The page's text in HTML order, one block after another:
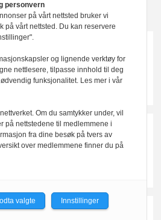
personvern
på vårt nettsted bruker vi
på vårt nettsted. Du kan reservere
og lignende verktøy for
nettlesere, tilpasse innhold til deg
funksjonalitet. Les mer i vår
Om du samtykker under, vil
på nettstedene til medlemmene i
fra dine besøk på tvers av
over medlemmene finner du på
valgte Innstillinger